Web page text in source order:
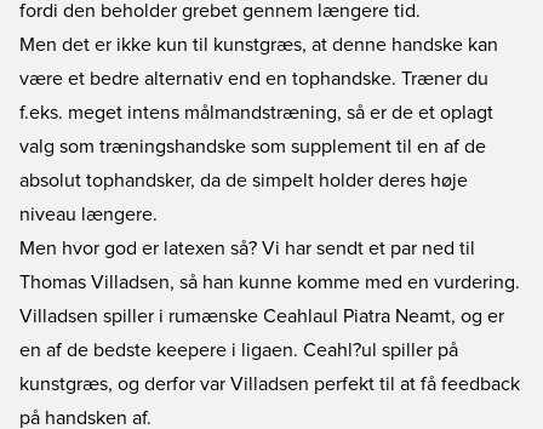
fordi den beholder grebet gennem længere tid.
Men det er ikke kun til kunstgræs, at denne handske kan
være et bedre alternativ end en tophandske. Træner du
f.eks. meget intens målmandstræning, så er de et oplagt
valg som træningshandske som supplement til en af de
absolut tophandsker, da de simpelt holder deres høje
niveau længere.
Men hvor god er latexen så? Vi har sendt et par ned til
Thomas Villadsen, så han kunne komme med en vurdering.
Villadsen spiller i rumænske Ceahlaul Piatra Neamt, og er
en af de bedste keepere i ligaen. Ceahl?ul spiller på
kunstgræs, og derfor var Villadsen perfekt til at få feedback
på handsken af.